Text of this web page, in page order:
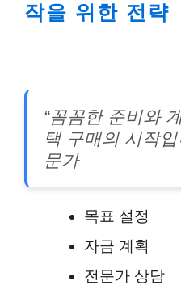
작을 위한 전략
“꼼꼼한 준비와
택 구매의 시작
문가
목표 설정
자금 계획
전문가 상담